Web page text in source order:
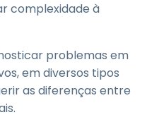
complexidade à
problemas em
em diversos tipos
as diferenças entre